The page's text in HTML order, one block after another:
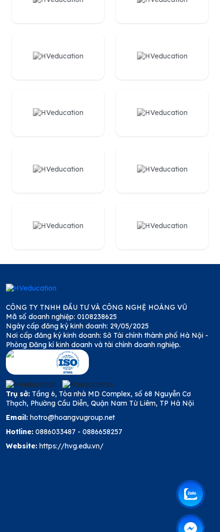
CÔNG TY TNHH ĐẦU TƯ VÀ CÔNG NGHỆ HOÀNG VŨ
Mã số doanh nghiệp: 0108238625
Ngày cấp đăng ký kinh doanh: 29/05/2025
Nơi cấp đăng ký kinh doanh: Sở Tài chính thành phố Hà Nội -
Phòng Đăng kí kinh doanh và tài chính doanh nghiệp.
Trụ sở: Tầng 6, Tòa nhà MD Complex, số 68 Nguyễn Cơ
Thạch, Phường Cầu Diễn, Quận Nam Từ Liêm, TP Hà Nội
Email: hotro@hoangvugroup.net
Hotline: 0886033487 - 0886658257
Website: https://hvg.edu.vn/